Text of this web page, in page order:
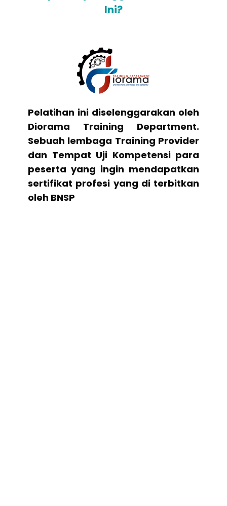
Ini?
Pelatihan ini diselenggarakan oleh
Diorama Training Department.
Sebuah lembaga Training Provider
dan Tempat Uji Kompetensi para
peserta yang ingin mendapatkan
sertifikat profesi yang di terbitkan
oleh BNSP